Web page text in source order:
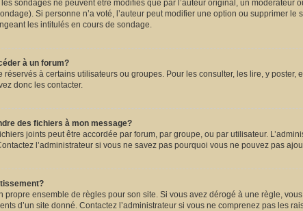
sondages ne peuvent être modifiés que par l’auteur original, un modérateur
Si personne n’a voté, l’auteur peut modifier une option ou supprimer
les intitulés en cours de sondage.
à un forum?
réservés à certains utilisateurs ou groupes. Pour les consulter, les lire, y
donc les contacter.
des fichiers à mon message?
joints peut être accordée par forum, par groupe, ou par utilisateur.
l’administrateur si vous ne savez pas pourquoi vous ne pouvez pas
ensemble de règles pour son site. Si vous avez dérogé à une règle,
d’un site donné. Contactez l’administrateur si vous ne comprenez pas les